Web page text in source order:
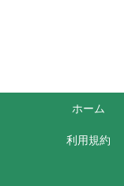
ホーム
利用規約